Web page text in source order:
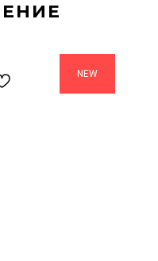
NEW